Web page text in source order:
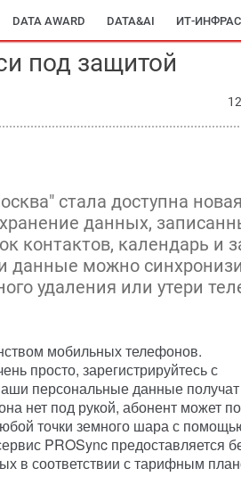
DATA AWARD DATA&AI ИТ-
под защитой
стала доступна новая
данных,
контактов, календарь и
данные можно
удаления или утери
мобильных телефонов.
просто, зарегистрируйтесь с
персональные данные получат
нет под рукой, абонент может
точки земного шара с
PROSync предоставляется
в соответствии с тарифным